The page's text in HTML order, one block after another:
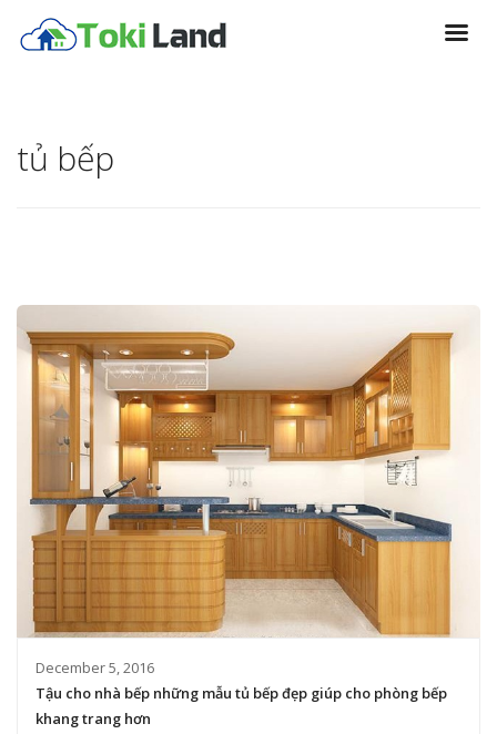
tủ bếp
December 5, 2016
Tậu cho nhà bếp những mẫu tủ bếp đẹp giúp cho phòng bếp
khang trang hơn